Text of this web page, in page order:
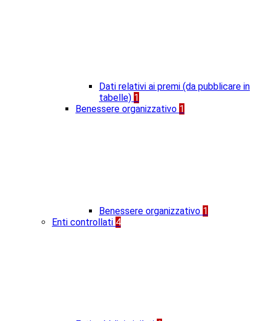
Dati relativi ai premi (da pubblicare in
tabelle) 1
Benessere organizzativo 1
Benessere organizzativo 1
Enti controllati 4